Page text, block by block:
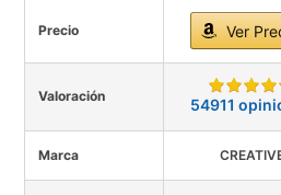
Precio Ver
Valoración 54911
Marca